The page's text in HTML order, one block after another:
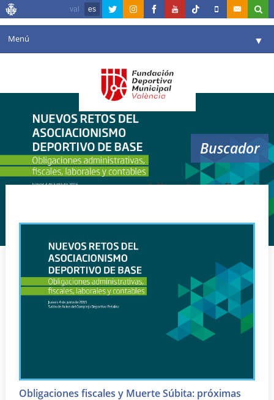
val es
Menú ▼
Agenda
Instalaciones
Comunicación ▼
Valencia en deporte
Buscador
obligaciones fiscales
Obligaciones fiscales y Muerte Súbita: próximas